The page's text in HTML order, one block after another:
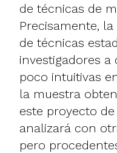
de técnicas de
Precisamente,
de técnicas
investigadores
poco intuitivas
la muestra
este proyecto
analizará con
pero